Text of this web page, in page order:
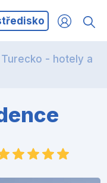
Turecko - hotely a